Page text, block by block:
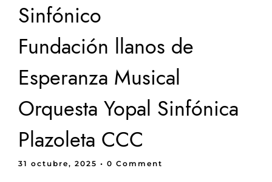
Sinfónico
Fundación llanos de
Esperanza Musical
Orquesta Yopal Sinfónica
Plazoleta CCC
31 octubre, 2025 • 0 Comment